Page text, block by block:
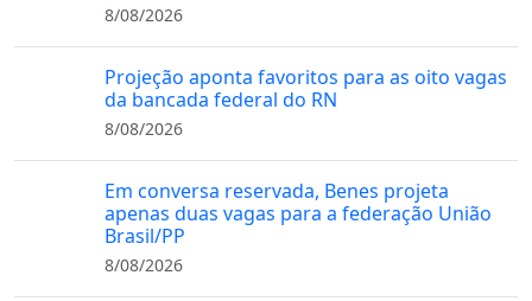
8/08/2026
Projeção aponta favoritos para as oito vagas
da bancada federal do RN
8/08/2026
Em conversa reservada, Benes projeta
apenas duas vagas para a federação União
Brasil/PP
8/08/2026